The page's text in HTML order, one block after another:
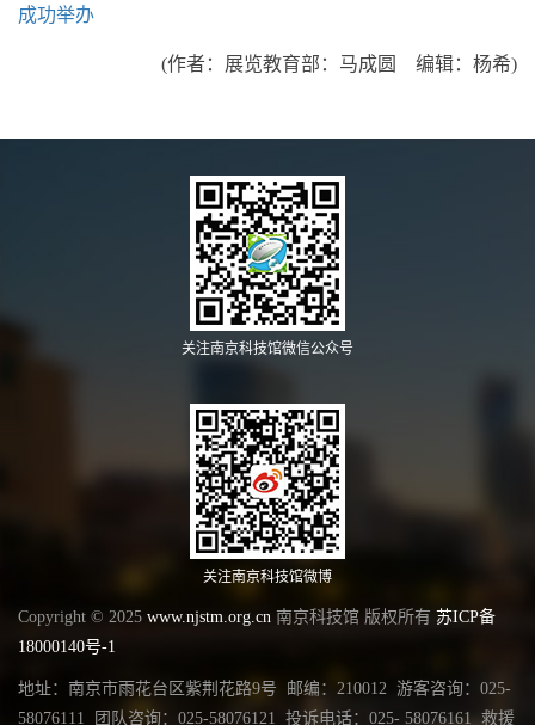
成功举办
(作者：展览教育部：马成圆 编辑：杨希)
关注南京科技馆微信公众号
关注南京科技馆微博
Copyright © 2025 www.njstm.org.cn 南京科技馆 版权所有 苏ICP备
18000140号-1
地址：南京市雨花台区紫荆花路9号 邮编：210012 游客咨询：025-
58076111 团队咨询：025-58076121 投诉电话：025- 58076161 救援